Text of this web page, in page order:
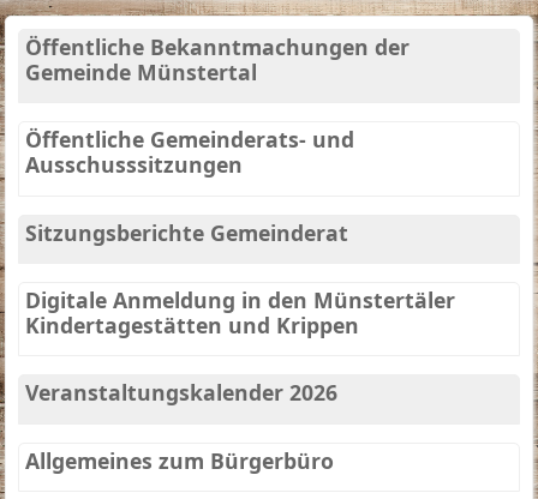
Öffentliche Bekanntmachungen der
Gemeinde Münstertal
Öffentliche Gemeinderats- und
Ausschusssitzungen
Sitzungsberichte Gemeinderat
Digitale Anmeldung in den Münstertäler
Kindertagestätten und Krippen
Veranstaltungskalender 2026
Allgemeines zum Bürgerbüro